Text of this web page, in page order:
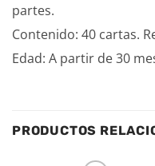
partes.
Contenido: 40 cartas.
Edad: A partir de 30
PRODUCTOS